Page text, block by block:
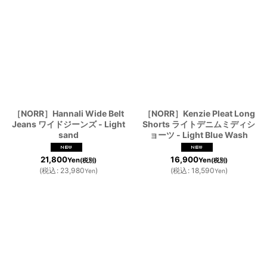
［NORR］Hannali Wide Belt
Jeans ワイドジーンズ - Light
sand
21,800Yen(税別)
(税込 : 23,980Yen)
［NORR］Kenzie Pleat Long
Shorts ライトデニムミディシ
ョーツ - Light Blue Wash
16,900Yen(税別)
(税込 : 18,590Yen)